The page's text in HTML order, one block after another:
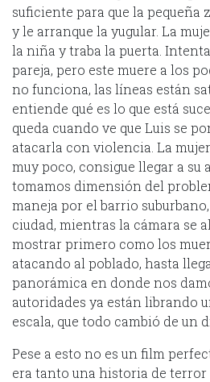
suficiente para que la pequeña
y le arranque la yugular. La
la niña y traba la puerta.
pareja, pero este muere a los
no funciona, las líneas están
entiende qué es lo que está
queda cuando ve que Luis se
atacarla con violencia. La
muy poco, consigue llegar a su
tomamos dimensión del
maneja por el barrio
ciudad, mientras la cámara se
mostrar primero como los
atacando al poblado, hasta
panorámica en donde nos
autoridades ya están librando
escala, que todo cambió de un
Pese a esto no es un film
era tanto una historia de